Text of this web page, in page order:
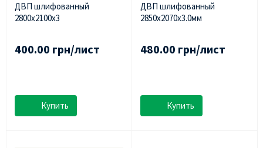
ДВП шлифованный
2800х2100х3
400.00 грн/лист
Купить
ДВП шлифованный
2850х2070х3.0мм
480.00 грн/лист
Купить